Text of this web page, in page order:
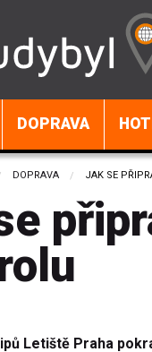
DOPRAVA
DOPRAVA CURRENT:
JAK SE
Letiště Praha